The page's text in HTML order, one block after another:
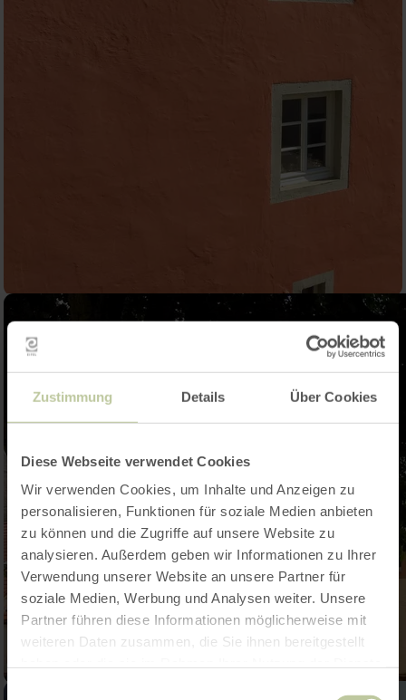
Zustimmung Details Über Cookies
Diese Webseite verwendet Cookies
Wir verwenden Cookies, um Inhalte und Anzeigen zu
personalisieren, Funktionen für soziale Medien anbieten
zu können und die Zugriffe auf unsere Website zu
analysieren. Außerdem geben wir Informationen zu Ihrer
Verwendung unserer Website an unsere Partner für
soziale Medien, Werbung und Analysen weiter. Unsere
Partner führen diese Informationen möglicherweise mit
weiteren Daten zusammen, die Sie ihnen bereitgestellt